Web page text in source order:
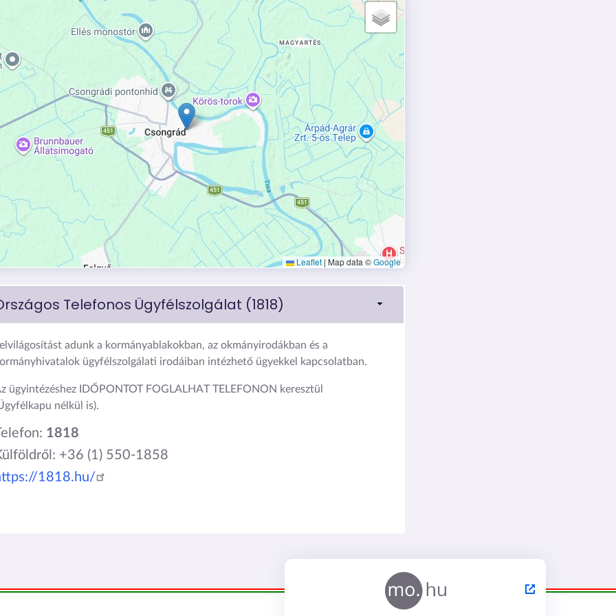
Leaflet | Map data ©Google
Telefonos Ügyfélszolgálat (1818)
adunk a kormányablakokban, az okmányirodákban és a
ügyfélszolgálati irodáiban intézhető ügyekkel kapcsolatban.
ügyintézéshez IDŐPONTOT FOGLALHAT TELEFONON keresztül
nélkül is).
1818
+36 (1) 550-1858
1818.hu/